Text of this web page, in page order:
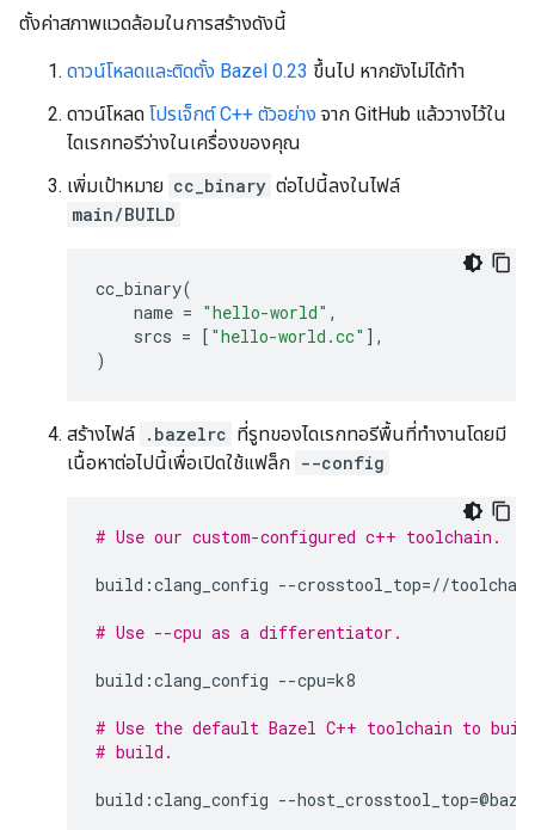
ตั้งค่าสภาพแวดล้อมในการสร้างดังนี้
ดาวน์โหลดและติดตั้ง Bazel 0.23 ขึ้นไป หากยังไม่ได้ทำ
ดาวน์โหลด โปรเจ็กต์ C++ ตัวอย่าง จาก GitHub แล้ววางไว้ใน
ไดเรกทอรีว่างในเครื่องของคุณ
เพิ่มเป้าหมาย cc_binary ต่อไปนี้ลงในไฟล์
main/BUILD
cc_binary(
name = "hello-world" ,
srcs = [ "hello-world.cc" ],
)
สร้างไฟล์ .bazelrc ที่รูทของไดเรกทอรีพื้นที่ทำงานโดยมี
เนื้อหาต่อไปนี้เพื่อเปิดใช้แฟล็ก --config
# Use our custom-configured c++ toolchain.
build :clang_config --crosstool_top=//toolchain
# Use --cpu as a differentiator.
build :clang_config --cpu=k8
# Use the default Bazel C++ toolchain to
# build.
build :clang_config --host_crosstool_top=@